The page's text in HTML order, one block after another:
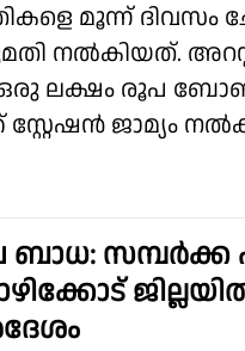
മൂന്ന് ദിവസം
നൽകിയത്.
ലക്ഷം രൂപ
ജാമ്യം
ബാധ: സമ്പർക്ക